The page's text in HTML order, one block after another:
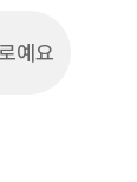
예요